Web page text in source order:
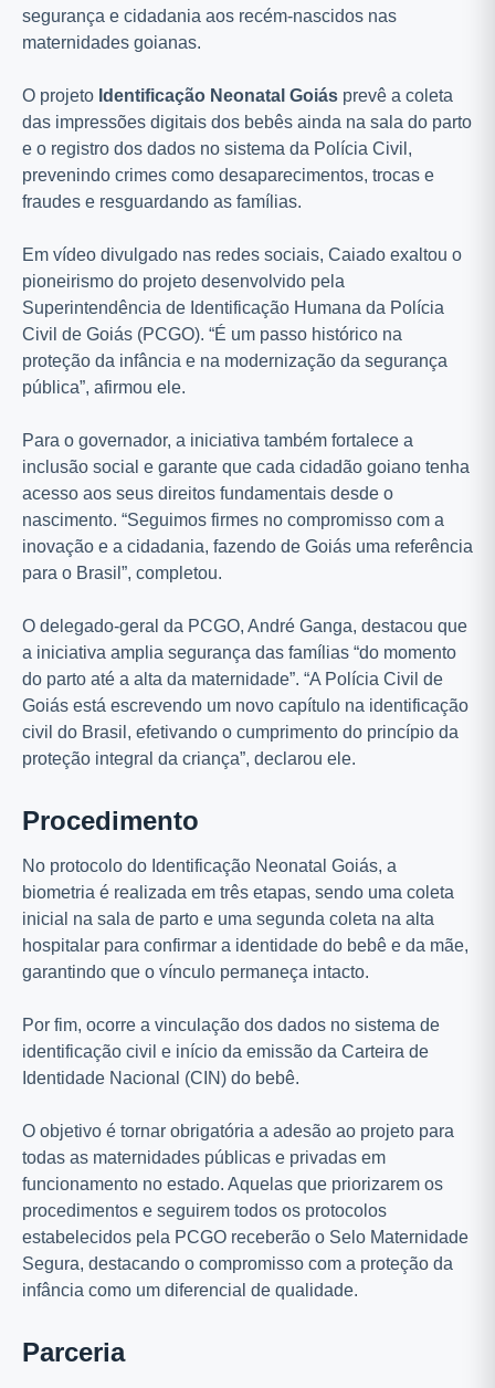
segurança e cidadania aos recém-nascidos nas
maternidades goianas.
O projeto Identificação Neonatal Goiás prevê a coleta
das impressões digitais dos bebês ainda na sala do parto
e o registro dos dados no sistema da Polícia Civil,
prevenindo crimes como desaparecimentos, trocas e
fraudes e resguardando as famílias.
Em vídeo divulgado nas redes sociais, Caiado exaltou o
pioneirismo do projeto desenvolvido pela
Superintendência de Identificação Humana da Polícia
Civil de Goiás (PCGO). “É um passo histórico na
proteção da infância e na modernização da segurança
pública”, afirmou ele.
Para o governador, a iniciativa também fortalece a
inclusão social e garante que cada cidadão goiano tenha
acesso aos seus direitos fundamentais desde o
nascimento. “Seguimos firmes no compromisso com a
inovação e a cidadania, fazendo de Goiás uma referência
para o Brasil”, completou.
O delegado-geral da PCGO, André Ganga, destacou que
a iniciativa amplia segurança das famílias “do momento
do parto até a alta da maternidade”. “A Polícia Civil de
Goiás está escrevendo um novo capítulo na identificação
civil do Brasil, efetivando o cumprimento do princípio da
proteção integral da criança”, declarou ele.
Procedimento
No protocolo do Identificação Neonatal Goiás, a
biometria é realizada em três etapas, sendo uma coleta
inicial na sala de parto e uma segunda coleta na alta
hospitalar para confirmar a identidade do bebê e da mãe,
garantindo que o vínculo permaneça intacto.
Por fim, ocorre a vinculação dos dados no sistema de
identificação civil e início da emissão da Carteira de
Identidade Nacional (CIN) do bebê.
O objetivo é tornar obrigatória a adesão ao projeto para
todas as maternidades públicas e privadas em
funcionamento no estado. Aquelas que priorizarem os
procedimentos e seguirem todos os protocolos
estabelecidos pela PCGO receberão o Selo Maternidade
Segura, destacando o compromisso com a proteção da
infância como um diferencial de qualidade.
Parceria